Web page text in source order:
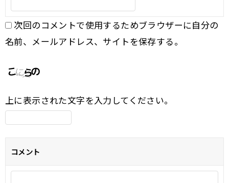
次回のコメントで使用するためブラウザーに自分の
名前、メールアドレス、サイトを保存する。
上に表示された文字を入力してください。
コメント